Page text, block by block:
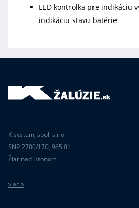
LED kontrolka pre indikáciu
indikáciu stavu batérie
K-system, spol. s.r.o.
SNP 2780/170, 965 01
Žiar nad Hronom
viac »